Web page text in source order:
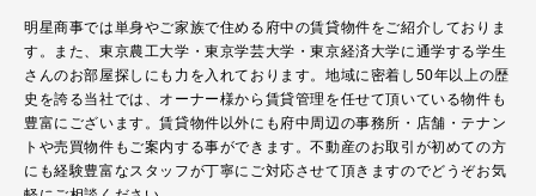
明星商事では単身やご家族で住める府中の賃貸物件をご紹介しておりま
す。また、東京農工大学・東京学芸大学・東京経済大学に通学する学生
さんのお部屋探しにも力を入れております。地域に密着し50年以上の歴
史を誇る当社では、オーナー様から賃貸管理を任せて頂いている物件も
豊富にございます。賃貸物件以外にも府中周辺の事務所・店舗・テナン
トや売買物件もご案内する事ができます。不動産のお取引が初めての方
にも経験豊富なスタッフが丁寧にご対応させて頂きますのでどうぞお気